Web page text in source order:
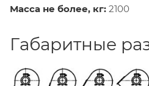
Масса не более, кг: 2100
Габаритные